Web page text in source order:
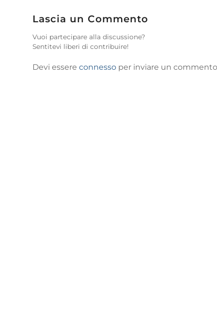
Lascia un Commento
Vuoi partecipare alla discussione?
Sentitevi liberi di contribuire!
Devi essere connesso per inviare un